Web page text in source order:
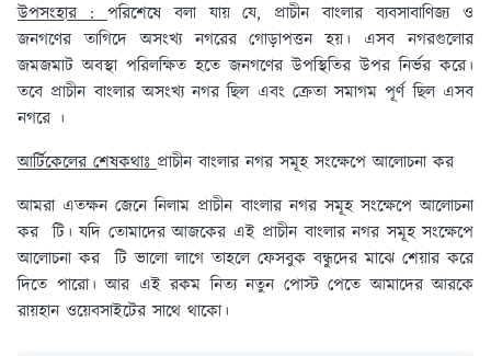
উপসংহার :পরিশেষে বলা যায় যে, প্রাচীন বাংলার ব্যবসাবাণিজ্য ও
জনগণের তাগিদে অসংখ্য নগরের গোড়াপত্তন হয়। এসব নগরগুলোর
জমজমাট অবস্থা পরিলক্ষিত হতে জনগণের উপস্থিতির উপর নির্ভর করে।
তবে প্রাচীন বাংলার অসংখ্য নগর ছিল এবং ক্রেতা সমাগম পূর্ণ ছিল এসব
নগরে ।
আর্টিকেলের শেষকথাঃপ্রাচীন বাংলার নগর সমূহ সংক্ষেপে আলোচনা কর
আমরা এতক্ষন জেনে নিলাম প্রাচীন বাংলার নগর সমূহ সংক্ষেপে আলোচনা
কর টি। যদি তোমাদের আজকের এই প্রাচীন বাংলার নগর সমূহ সংক্ষেপে
আলোচনা কর টি ভালো লাগে তাহলে ফেসবুক বন্ধুদের মাঝে শেয়ার করে
দিতে পারো। আর এই রকম নিত্য নতুন পোস্ট পেতে আমাদের আরকে
রায়হান ওয়েবসাইটের সাথে থাকো।